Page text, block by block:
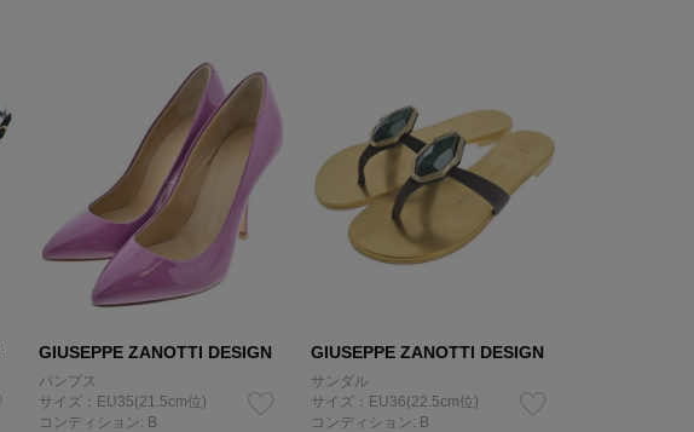
GIUSEPPE ZANOTTI DESIGN
パンプス
サイズ：EU35(21.5cm位)
コンディション: B
GIUSEPPE ZANOTTI DESIGN
サンダル
サイズ：EU36(22.5cm位)
コンディション: B